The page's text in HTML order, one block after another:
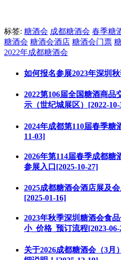
标签: 糖酒会 成都糖酒会 春季糖
糖酒会 糖酒会酒店 糖酒会门票
2022年成都糖酒会
如何报名参展2023年深圳
2022第106届全国糖酒商
示（世纪城展区）[2022-10-
2024年成都第110届春季糖
11-03]
2026年第114届春季成都糖
参展入口[2025-10-27]
2025成都糖酒会酒店展及
[2025-01-16]
2023年秋季深圳糖酒会食
小_价格_预订流程[2023-06-
关于2026成都糖酒会（3月